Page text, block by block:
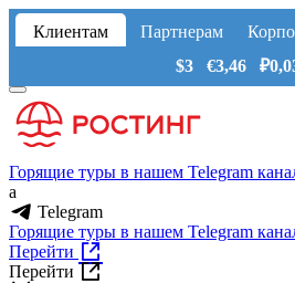
Клиентам Партнерам
$3 €3,46
Горящие туры в нашем Telegram
a
Telegram
Горящие туры в нашем Telegram
Перейти
Перейти